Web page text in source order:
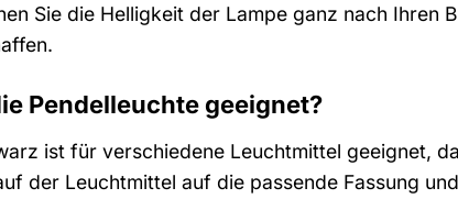
Sie die Helligkeit der Lampe ganz nach Ihren
Pendelleuchte geeignet?
ist für verschiedene Leuchtmittel geeignet,
der Leuchtmittel auf die passende Fassung